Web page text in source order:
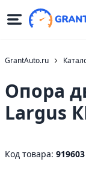
GrantAuto.ru
Опора
Largus
Код товара: 919603